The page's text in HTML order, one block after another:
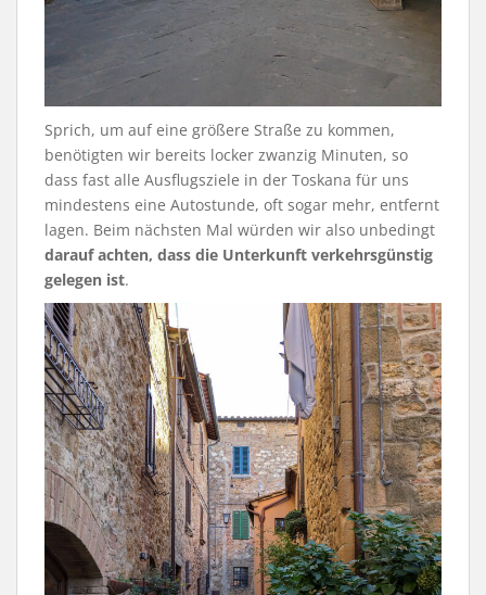
Sprich, um auf eine größere Straße zu kommen,
benötigten wir bereits locker zwanzig Minuten, so
dass fast alle Ausflugsziele in der Toskana für uns
mindestens eine Autostunde, oft sogar mehr, entfernt
lagen. Beim nächsten Mal würden wir also unbedingt
darauf achten, dass die Unterkunft verkehrsgünstig
gelegen ist.